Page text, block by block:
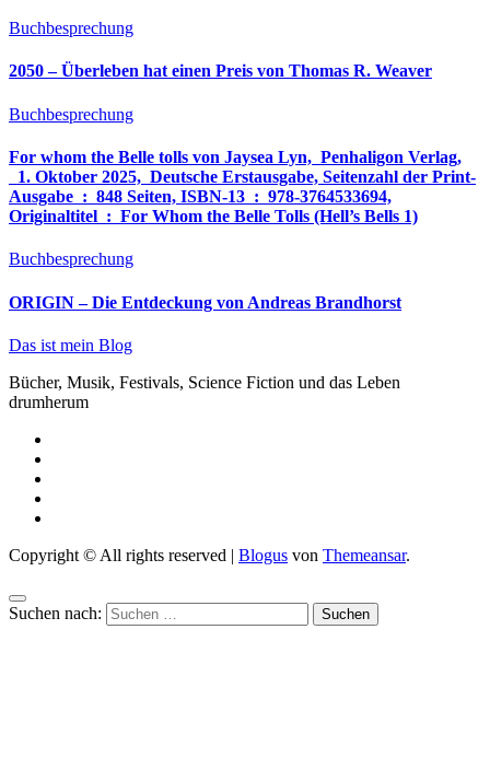
Buchbesprechung
2050 – Überleben hat einen Preis von Thomas R. Weaver
Buchbesprechung
For whom the Belle tolls von Jaysea Lyn, ‎ Penhaligon Verlag,
‎ 1. Oktober 2025, ‎ Deutsche Erstausgabe, Seitenzahl der Print-
Ausgabe ‏ : ‎ 848 Seiten, ISBN-13 ‏ : ‎ 978-3764533694,
Originaltitel ‏ : ‎ For Whom the Belle Tolls (Hell’s Bells 1)
Buchbesprechung
ORIGIN – Die Entdeckung von Andreas Brandhorst
Das ist mein Blog
Bücher, Musik, Festivals, Science Fiction und das Leben
drumherum
Copyright © All rights reserved | Blogus von Themeansar.
Suchen nach: